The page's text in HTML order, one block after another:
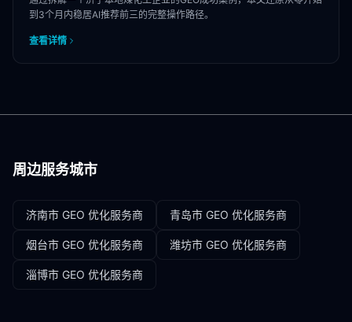
到3个月内稳居AI推荐前三的完整操作路径。
查看详情
周边服务城市
济南市 GEO 优化服务商 青岛市 GEO 优化服务商
烟台市 GEO 优化服务商 潍坊市 GEO 优化服务商
淄博市 GEO 优化服务商